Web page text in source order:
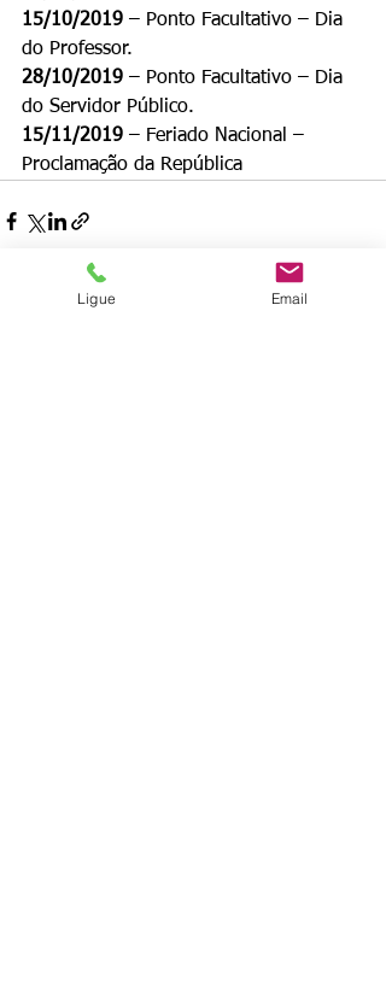
15/10/2019 – Ponto Facultativo – Dia
do Professor.
28/10/2019 – Ponto Facultativo – Dia
do Servidor Público.
15/11/2019 – Feriado Nacional –
Proclamação da República
Posts recentes
Ligue Email